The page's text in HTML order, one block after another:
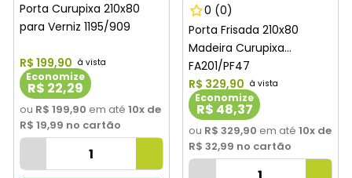
Porta Curupixa 210x80
para Verniz 1195/909
R$ 199,90
Economize
R$ 22,29
ou R$ 199,90 em até 10x de
R$ 19,99 no cartão
0 (0)
Porta Frisada 210x80
Madeira Curupixa
FA201/PF47
R$ 329,90
Economize
R$ 48,37
ou R$ 329,90 em até 10x de
R$ 32,99 no cartão